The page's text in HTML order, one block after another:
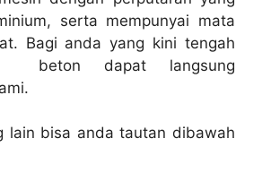
serta mempunyai mata
Bagi anda yang kini tengah
beton dapat langsung
lain bisa anda tautan dibawah